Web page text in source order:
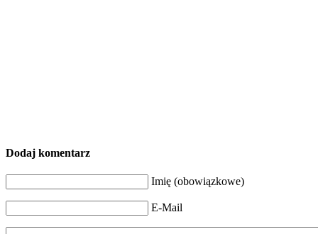
Dodaj komentarz
Imię (obowiązkowe)
E-Mail